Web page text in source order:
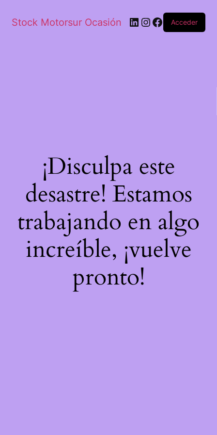
Stock Motorsur Ocasión Acceder
¡Disculpa este
desastre! Estamos
trabajando en algo
increíble, ¡vuelve
pronto!